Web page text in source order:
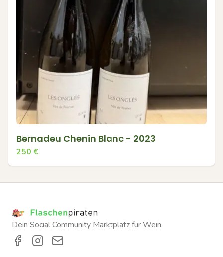
Bernadeu Chenin Blanc - 2023
250 €
Dein Social Community Marktplatz für Wein.